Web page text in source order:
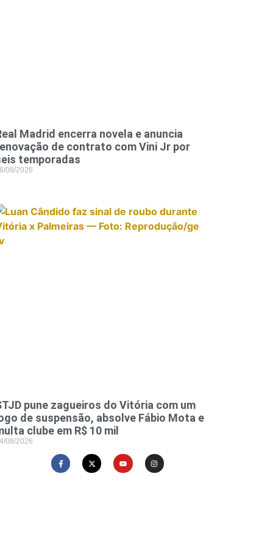
Madrid encerra novela e anuncia
de contrato com Vini Jr por
temporadas
08/2026
pune zagueiros do Vitória com um
de suspensão, absolve Fábio Mota e
clube em R$ 10 mil
08/2026